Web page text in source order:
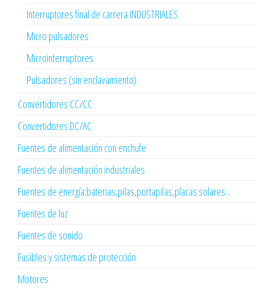
Interruptores final de carrera INDUSTRIALES
Micro pulsadores
Microinterruptores
Pulsadores (sin enclavamiento)
Convertidores CC/CC
Convertidores DC/AC
Fuentes de alimentación con enchufe
Fuentes de alimentación industriales
Fuentes de energía:baterias,pilas,portapilas,placas solares...
Fuentes de luz
Fuentes de sonido
Fusibles y sistemas de protección
Motores